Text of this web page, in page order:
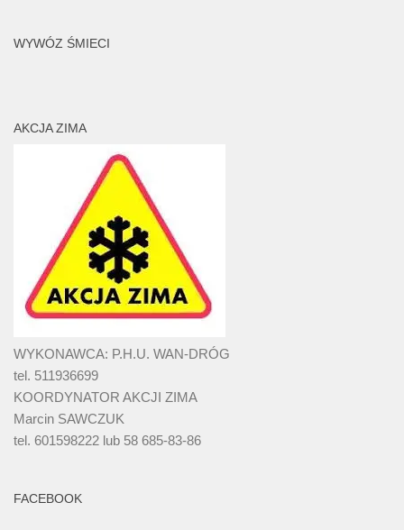
WYWÓZ ŚMIECI
AKCJA ZIMA
WYKONAWCA: P.H.U. WAN-DRÓG
tel. 511936699
KOORDYNATOR AKCJI ZIMA
Marcin SAWCZUK
tel. 601598222 lub 58 685-83-86
FACEBOOK